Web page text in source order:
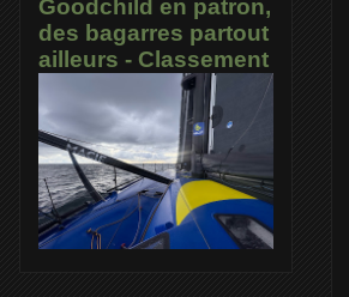
Goodchild en patron,
des bagarres partout
ailleurs - Classement